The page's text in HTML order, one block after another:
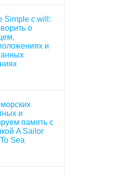
Simple с will:
о
и
и
память с
A Sailor
Sea